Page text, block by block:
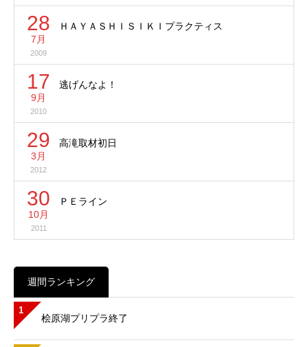
28
7月
2009
ＨＡＹＡＳＨＩＳＩＫＩプラクティス
17
9月
2010
逃げんなよ！
29
3月
2012
高滝取材初日
30
10月
2011
ＰＥライン
週間ランキング
1
桧原湖プリプラ終了